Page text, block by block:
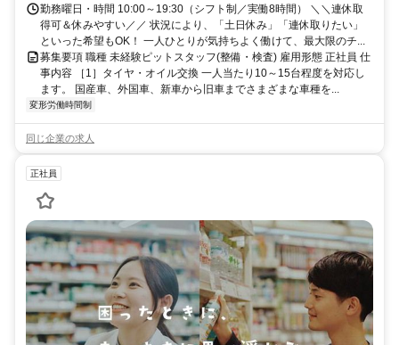
勤務曜日・時間 10:00～19:30（シフト制／実働8時間） ＼＼連休取
得可＆休みやすい／／ 状況により、「土日休み」「連休取りたい」
といった希望もOK！ 一人ひとりが気持ちよく働けて、最大限のチ...
募集要項 職種 未経験ピットスタッフ(整備・検査) 雇用形態 正社員 仕
事内容 ［1］タイヤ・オイル交換 一人当たり10～15台程度を対応し
ます。 国産車、外国車、新車から旧車までさまざまな車種を...
変形労働時間制
同じ企業の求人
正社員